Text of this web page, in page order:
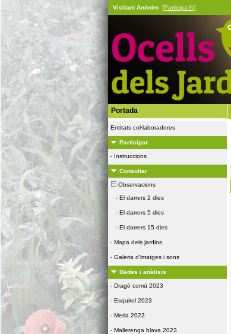
Visitant Anònim [Participa-hi]
Portada
Entitats col·laboradores
Participar
- Instruccions
Consultar
Observacions
- El darrers 2 dies
- El darrers 5 dies
- El darrers 15 dies
- Mapa dels jardins
- Galeria d'imatges i sons
Dades i anàlisis
- Dragó comú 2023
- Esquirol 2023
- Merla 2023
- Mallerenga blava 2023